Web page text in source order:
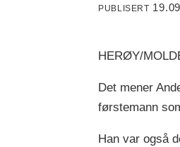
PUBLISERT
HERØY/
Det mener
førstemann
Han var også